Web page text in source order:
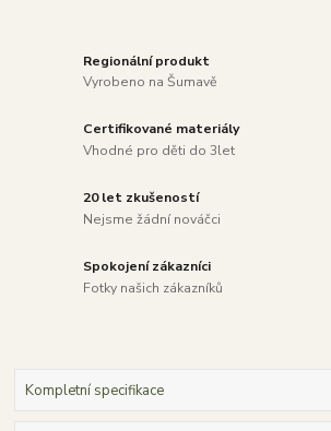
Regionální produkt
Vyrobeno na Šumavě
Certifikované materiály
Vhodné pro děti do 3let
20 let zkušeností
Nejsme žádní nováčci
Spokojení zákazníci
Fotky našich zákazníků
Kompletní specifikace